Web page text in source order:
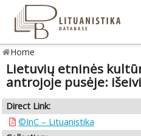
Home
Lietuvių etninės
antrojoje pusėje:
Direct Link:
©InC – Lituanistika